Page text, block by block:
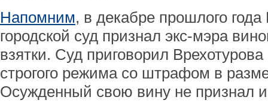
Напомним, в декабре прошлого года
городской суд признал экс-мэра
взятки. Суд приговорил
строгого режима со штрафом в
Осужденный свою вину не признал